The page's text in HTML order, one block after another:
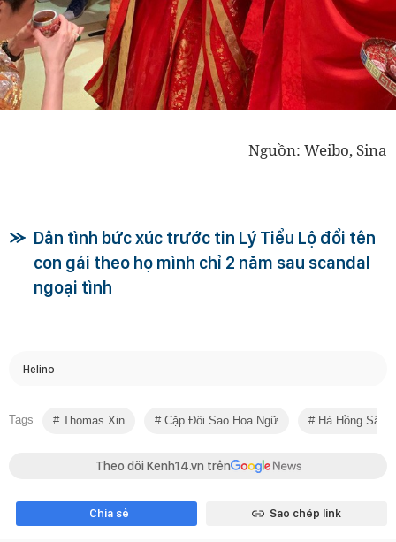
Nguồn: Weibo, Sina
Dân tình bức xúc trước tin Lý Tiểu Lộ đổi tên
con gái theo họ mình chỉ 2 năm sau scandal
ngoại tình
Helino
Tags Thomas Xin Cặp Đôi Sao Hoa Ngữ Hà Hồng Sân
Theo dõi Kenh14.vn trên
Chia sẻ Sao chép link